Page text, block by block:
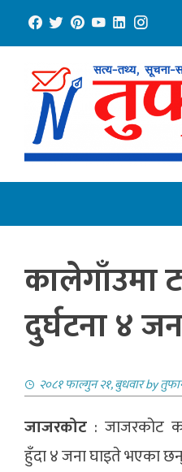
content
कालेगाँउमा
दुर्घटना ४
२०८१ फाल्गुन २१, बुधवारby
जाजरकोट : जाजरकोट
हुँदा ४ जना घाइते भएका